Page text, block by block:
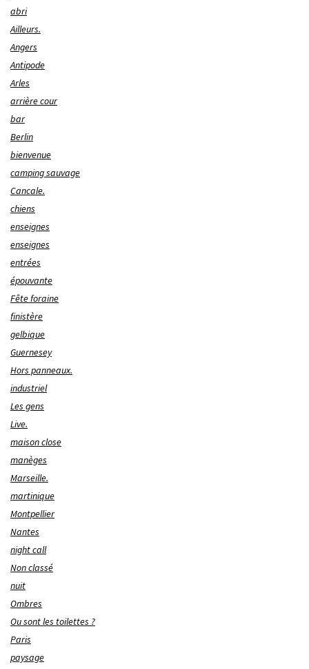
abri
Ailleurs.
Angers
Antipode
Arles
arrière cour
bar
Berlin
bienvenue
camping sauvage
Cancale.
chiens
enseignes
enseignes
entrées
épouvante
Fête foraine
finistère
gelbique
Guernesey
Hors panneaux.
industriel
Les gens
Live.
maison close
manèges
Marseille.
martinique
Montpellier
Nantes
night call
Non classé
nuit
Ombres
Ou sont les toilettes ?
Paris
paysage